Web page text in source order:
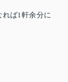
ば1軒余分に